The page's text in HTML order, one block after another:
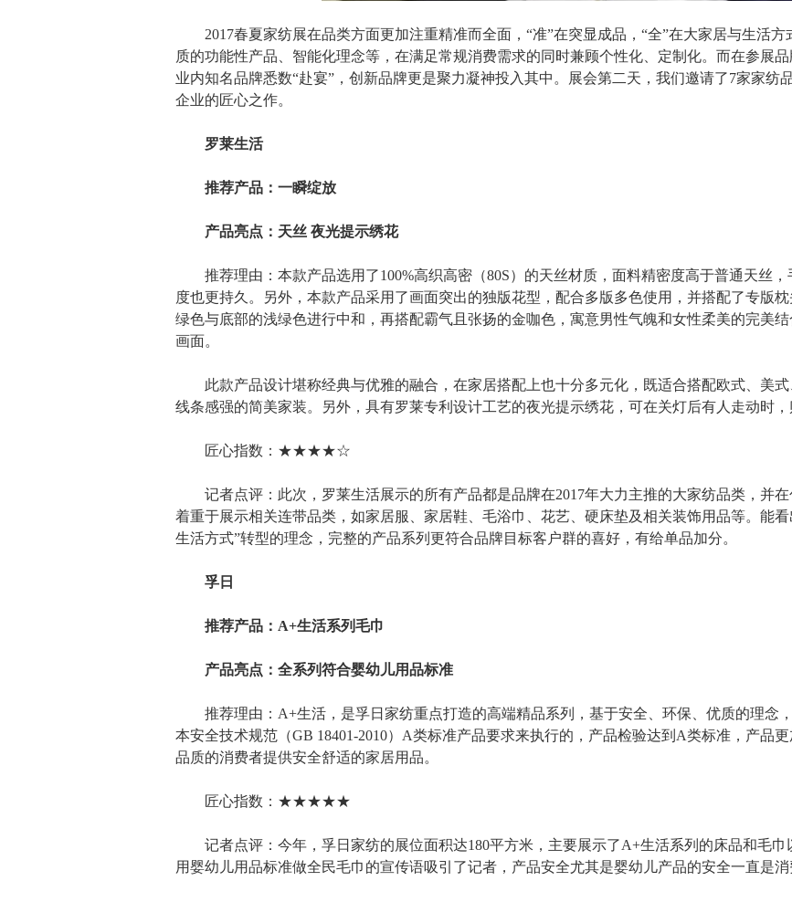
2017春夏家纺展在品类方面更加注重精准而全面，“准”在突显成品，“全”在大家居与生活方
质的功能性产品、智能化理念等，在满足常规消费需求的同时兼顾个性化、定制化。而在参展
业内知名品牌悉数“赴宴”，创新品牌更是聚力凝神投入其中。展会第二天，我们邀请了7家家纺
企业的匠心之作。
罗莱生活
推荐产品：一瞬绽放
产品亮点：天丝 夜光提示绣花
推荐理由：本款产品选用了100%高织高密（80S）的天丝材质，面料精密度高于普通天丝，
度也更持久。另外，本款产品采用了画面突出的独版花型，配合多版多色使用，并搭配了专版
绿色与底部的浅绿色进行中和，再搭配霸气且张扬的金咖色，寓意男性气魄和女性柔美的完美
画面。
此款产品设计堪称经典与优雅的融合，在家居搭配上也十分多元化，既适合搭配欧式、美式
线条感强的简美家装。另外，具有罗莱专利设计工艺的夜光提示绣花，可在关灯后有人走动时，
匠心指数：★★★★☆
记者点评：此次，罗莱生活展示的所有产品都是品牌在2017年大力主推的大家纺品类，并在
着重于展示相关连带品类，如家居服、家居鞋、毛浴巾、花艺、硬床垫及相关装饰用品等。能
生活方式”转型的理念，完整的产品系列更符合品牌目标客户群的喜好，有给单品加分。
孚日
推荐产品：A+生活系列毛巾
产品亮点：全系列符合婴幼儿用品标准
推荐理由：A+生活，是孚日家纺重点打造的高端精品系列，基于安全、环保、优质的理念
本安全技术规范（GB 18401-2010）A类标准产品要求来执行的，产品检验达到A类标准，产品
品质的消费者提供安全舒适的家居用品。
匠心指数：★★★★★
记者点评：今年，孚日家纺的展位面积达180平方米，主要展示了A+生活系列的床品和毛巾
用婴幼儿用品标准做全民毛巾的宣传语吸引了记者，产品安全尤其是婴幼儿产品的安全一直是消